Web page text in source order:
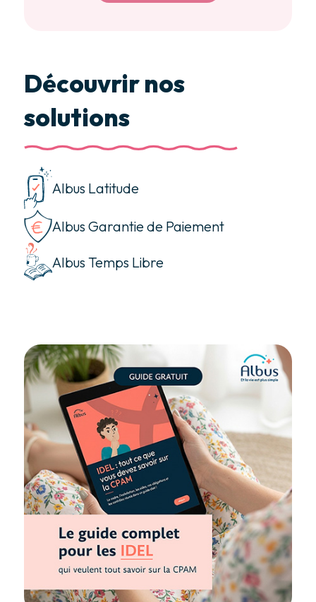
Découvrir nos
solutions
Albus Latitude
Albus Garantie de Paiement
Albus Temps Libre